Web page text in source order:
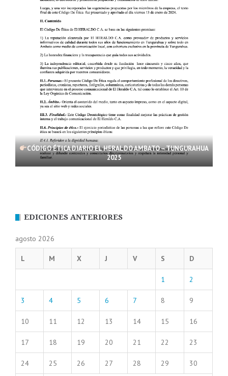
CÓDIGO ÉTICA DIARIO EL HERALDO AMBATO – TUNGURAHUA
2025
EDICIONES ANTERIORES
agosto 2026
L M X J V S D
1 2
3 4 5 6 7 8 9
10 11 12 13 14 15 16
17 18 19 20 21 22 23
24 25 26 27 28 29 30